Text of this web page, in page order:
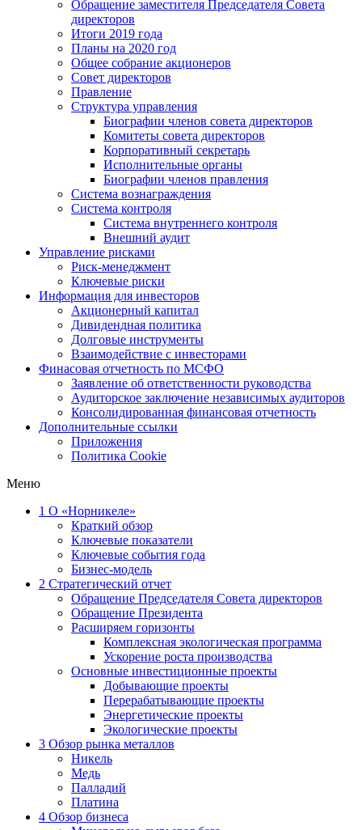
Обращение заместителя Председателя Совета
директоров
Итоги 2019 года
Планы на 2020 год
Общее собрание акционеров
Совет директоров
Правление
Структура управления
Биографии членов совета директоров
Комитеты совета директоров
Корпоративный секретарь
Исполнительные органы
Биографии членов правления
Система вознаграждения
Система контроля
Система внутреннего контроля
Внешний аудит
Управление рисками
Риск-менеджмент
Ключевые риски
Информация для инвесторов
Акционерный капитал
Дивидендная политика
Долговые инструменты
Взаимодействие с инвеcторами
Финасовая отчетность по МСФО
Заявление об ответственности руководства
Аудиторское заключение независимых аудиторов
Консолидированная финансовая отчетность
Дополнительные ссылки
Приложения
Политика Cookie
Меню
1 О «Норникеле»
Краткий обзор
Ключевые показатели
Ключевые события года
Бизнес-модель
2 Стратегический отчет
Обращение Председателя Совета директоров
Обращение Президента
Расширяем горизонты
Комплексная экологическая программа
Ускорение роста производства
Основные инвестиционные проекты
Добывающие проекты
Перерабатывающие проекты
Энергетические проекты
Экологические проекты
3 Обзор рынка металлов
Никель
Медь
Палладий
Платина
4 Обзор бизнеса